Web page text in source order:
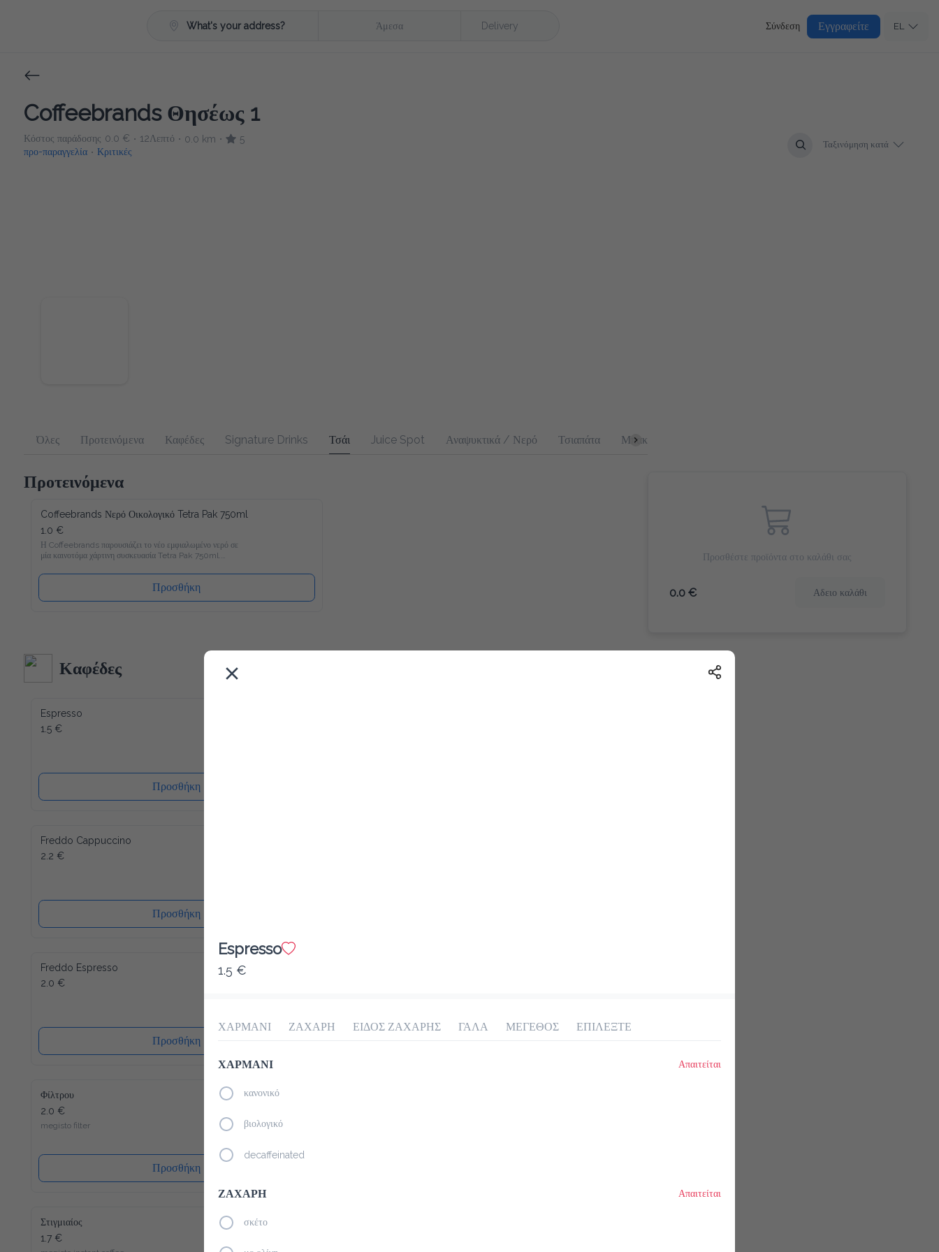
What's your address? Άμεσα Delivery Σύνδεση Εγγραφείτε EL
Coffeebrands Θησέως 1
Κόστος παράδοσης 0.0 € • 12Λεπτό • 0.0 km •
5
προ-παραγγελία • Κριτικές
Ταξινόμηση κατά
Όλες Προτεινόμενα Καφέδες Signature Drinks Τσάι Juice Spot Αναψυκτικά / Νερό Τσιαπάτα Μπακέτες
Προτεινόμενα
Coffeebrands Νερό Οικολογικό Tetra Pak 750ml
1.0 €
Η Coffeebrands παρουσιάζει το νέο εμφιαλωμένο νερό σε μία
καινοτόμα χάρτινη συσκευασία Tetra Pak 750ml.
Το νέο νερό Coffeebrands είναι πλούσιο σε μαγνήσιο με
ιδανικές αναλογίες μετάλλων και σε χάρτινη συσκευασία Tetra
Pak που θα επιτρέπει στους καταναλωτές μας να
απολαμβάνουν το εμφιαλωμένο νερό με νέο και φιλικό προς
το περιβάλλον τρόπο!
λιγότερο δυνατό αντίκτυπο στο περιβάλλον. Ενώ ένα άλλο
πλεονέκτημα είναι ότι το καπάκι κλείνει ξανά, μετά από κάθε
χρήση, έτσι ώστε το νερό να διατηρείται πάντα φρέσκο ​​και
Προσθήκη
Καφέδες
Espresso
1.5 €
Προσθήκη
Freddo Cappuccino
2.2 €
Προσθήκη
Freddo Espresso
2.0 €
Προσθήκη
Φίλτρου
2.0 €
megisto filter
Προσθήκη
Στιγμιαίος
1.7 €
megisto instant coffee
Προσθέστε προϊόντα στο καλάθι σας
0.0 € Αδειο καλάθι
Espresso
1.5 €
ΧΑΡΜΑΝΙ ΖΑΧΑΡΗ ΕΙΔΟΣ ΖΑΧΑΡΗΣ ΓΑΛΑ ΜΕΓΕΘΟΣ ΕΠΙΛΕΞΤΕ
ΧΑΡΜΑΝΙ Απαιτείται
κανονικό
βιολογικό
decaffeinated
ΖΑΧΑΡΗ Απαιτείται
σκέτο